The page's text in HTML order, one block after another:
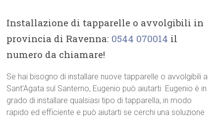
Installazione di tapparelle o avvolgibili in
provincia di Ravenna: 0544 070014 il
numero da chiamare!
Se hai bisogno di installare nuove tapparelle o avvolgibili a
Sant’Agata sul Santerno, Eugenio può aiutarti. Eugenio è in
grado di installare qualsiasi tipo di tapparella, in modo
rapido ed efficiente e può aiutarti se cerchi una soluzione